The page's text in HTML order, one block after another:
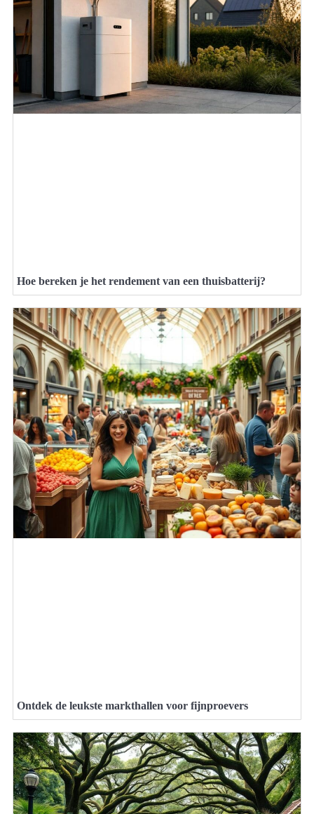
Hoe bereken je het rendement van een thuisbatterij?
Ontdek de leukste markthallen voor fijnproevers